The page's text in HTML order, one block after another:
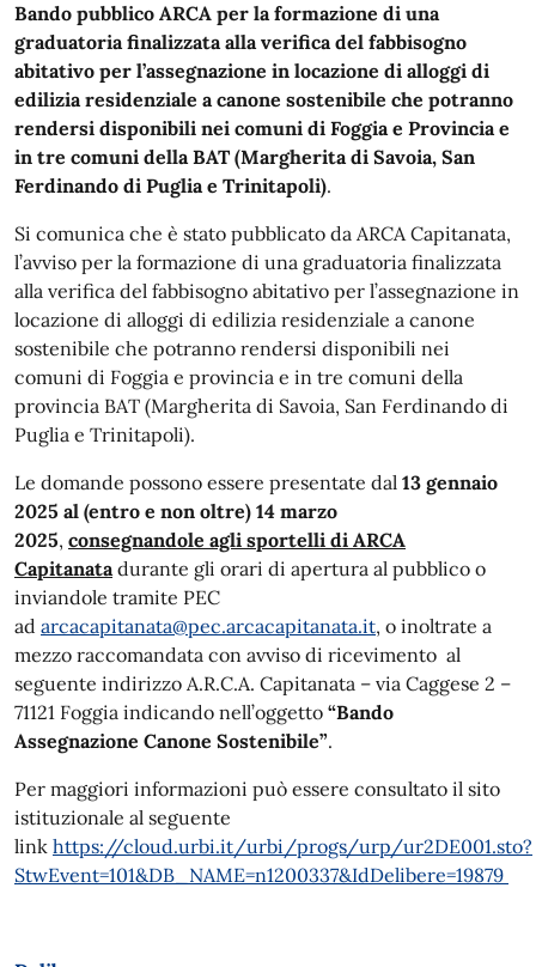
Bando pubblico ARCA per la formazione di una
graduatoria finalizzata alla verifica del fabbisogno
abitativo per l’assegnazione in locazione di alloggi di
edilizia residenziale a canone sostenibile che potranno
rendersi disponibili nei comuni di Foggia e Provincia e
in tre comuni della BAT (Margherita di Savoia, San
Ferdinando di Puglia e Trinitapoli).
Si comunica che è stato pubblicato da ARCA Capitanata,
l’avviso per la formazione di una graduatoria finalizzata
alla verifica del fabbisogno abitativo per l’assegnazione in
locazione di alloggi di edilizia residenziale a canone
sostenibile che potranno rendersi disponibili nei
comuni di Foggia e provincia e in tre comuni della
provincia BAT (Margherita di Savoia, San Ferdinando di
Puglia e Trinitapoli).
Le domande possono essere presentate dal 13 gennaio
2025 al (entro e non oltre) 14 marzo
2025, consegnandole agli sportelli di ARCA
Capitanatadurante gli orari di apertura al pubblico o
inviandole tramite PEC
ad arcacapitanata@pec.arcacapitanata.it, o inoltrate a
mezzo raccomandata con avviso di ricevimento al
seguente indirizzo A.R.C.A. Capitanata – via Caggese 2 –
71121 Foggia indicando nell’oggetto “Bando
Assegnazione Canone Sostenibile”.
Per maggiori informazioni può essere consultato il sito
istituzionale al seguente
link https://cloud.urbi.it/urbi/progs/urp/ur2DE001.sto?
StwEvent=101&DB_NAME=n1200337&IdDelibere=19879